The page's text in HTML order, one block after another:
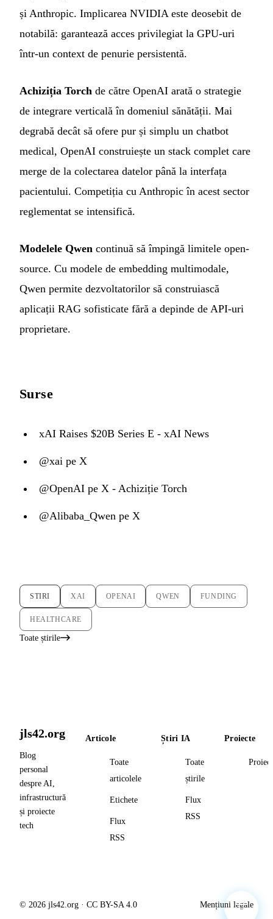
și Anthropic. Implicarea NVIDIA este deosebit de
notabilă: garantează acces privilegiat la GPU-uri
într-un context de penurie persistentă.
Achiziția Torch de către OpenAI arată o strategie
de integrare verticală în domeniul sănătății. Mai
degrabă decât să ofere pur și simplu un chatbot
medical, OpenAI construiește un stack complet care
merge de la colectarea datelor până la interfața
pacientului. Competiția cu Anthropic în acest sector
reglementat se intensifică.
Modelele Qwen continuă să împingă limitele open-
source. Cu modele de embedding multimodale,
Qwen permite dezvoltatorilor să construiască
aplicații RAG sofisticate fără a depinde de API-uri
proprietare.
Surse
xAI Raises $20B Series E - xAI News
@xai pe X
@OpenAI pe X - Achiziție Torch
@Alibaba_Qwen pe X
STIRI XAI OPENAI QWEN FUNDING
HEALTHCARE
Toate știrile
jls42.org
Blog
personal
despre AI,
infrastructură
și proiecte
tech
Articole
Toate
articolele
Etichete
Flux
RSS
Știri IA
Toate
știrile
Flux
RSS
Proiecte
© 2026 jls42.org · CC BY-SA 4.0 Mențiuni legale